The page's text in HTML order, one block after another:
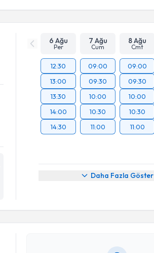
6 Ağu
Per
7 Ağu
Cum
8 Ağu
Cmt
12:30
13:00
13:30
14:00
14:30
09:00
09:30
10:00
10:30
11:00
09:00
09:30
10:00
10:30
11:00
Daha Fazla Göster